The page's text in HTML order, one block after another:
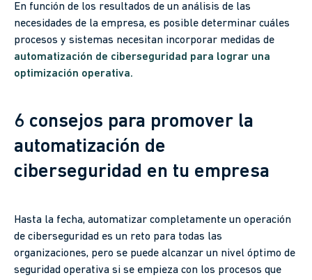
En función de los resultados de un análisis de las
necesidades de la empresa, es posible determinar cuáles
procesos y sistemas necesitan incorporar medidas de
automatización de ciberseguridad para lograr una
optimización operativa.
6 consejos para promover la
automatización de
ciberseguridad en tu empresa
Hasta la fecha, automatizar completamente un operación
de ciberseguridad es un reto para todas las
organizaciones, pero se puede alcanzar un nivel óptimo de
seguridad operativa si se empieza con los procesos que